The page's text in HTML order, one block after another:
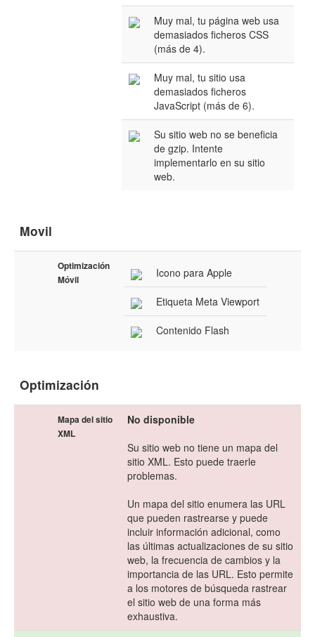
Muy mal, tu página web usa
demasiados ficheros CSS
(más de 4).
Muy mal, tu sitio usa
demasiados ficheros
JavaScript (más de 6).
Su sitio web no se beneficia
de gzip. Intente
implementarlo en su sitio
web.
Movil
Optimización
Móvil
Icono para Apple
Etiqueta Meta Viewport
Contenido Flash
Optimización
Mapa del sitio
XML
No disponible
Su sitio web no tiene un mapa del
sitio XML. Esto puede traerle
problemas.
Un mapa del sitio enumera las URL
que pueden rastrearse y puede
incluir información adicional, como
las últimas actualizaciones de su sitio
web, la frecuencia de cambios y la
importancia de las URL. Esto permite
a los motores de búsqueda rastrear
el sitio web de una forma más
exhaustiva.